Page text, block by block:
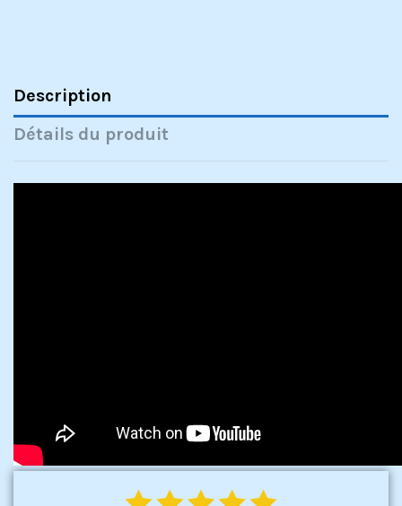
Description
Détails du produit